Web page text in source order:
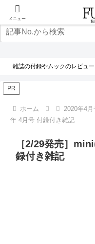
雑誌の付録やムックのレビュ
PR
ホーム 2020年4月
年 4月号 付録付き雑記
［2/29発売］
録付き雑記
メニュー